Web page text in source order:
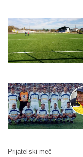
Prijateljski meč